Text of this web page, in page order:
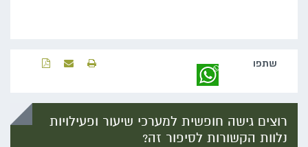
שתפו‬
רוצים גישה חופשית למערכי שיעור ופעילויות
נלוות הקשורות לסיפור זה?